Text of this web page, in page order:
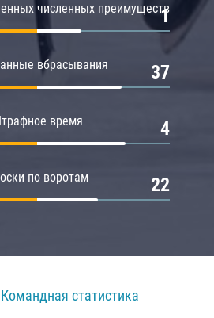
численных преимуществ
1
вбрасывания 37
время 4
по воротам 22
Командная статистика